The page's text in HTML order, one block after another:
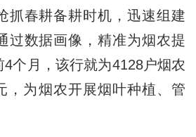
抓春耕备耕时机，迅速组建
过数据画像，精准为烟农提
个月，该行就为4128户烟农
，为烟农开展烟叶种植、管